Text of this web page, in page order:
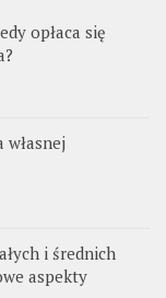
opłaca się
i średnich
aspekty